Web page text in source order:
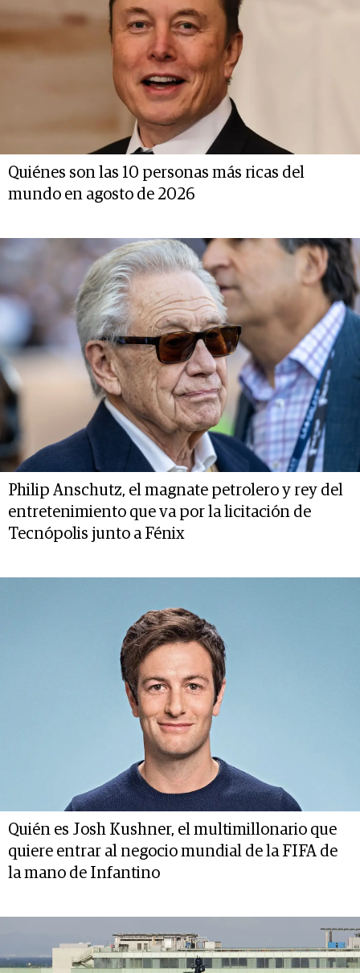
Quiénes son las 10 personas más ricas del
mundo en agosto de 2026
Philip Anschutz, el magnate petrolero y rey del
entretenimiento que va por la licitación de
Tecnópolis junto a Fénix
Quién es Josh Kushner, el multimillonario que
quiere entrar al negocio mundial de la FIFA de
la mano de Infantino